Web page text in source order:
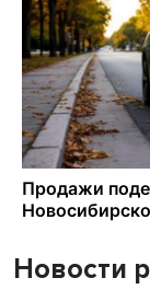
Новости